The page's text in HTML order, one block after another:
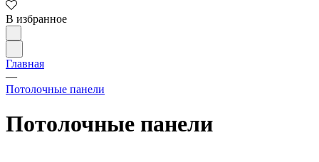
В избранное
Главная
—
Потолочные панели
Потолочные панели